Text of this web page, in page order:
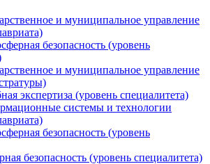
и муниципальное управление
безопасность (уровень
и муниципальное управление
экспертиза (уровень специалитета)
системы и технологии
безопасность (уровень
безопасность (уровень специалитета)